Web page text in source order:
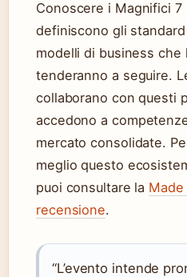
Conoscere i Magnifici
definiscono gli
modelli di business che
tenderanno a seguire.
collaborano con questi
accedono a
mercato consolidate.
meglio questo
puoi consultare la
recensione.
“L’evento intende